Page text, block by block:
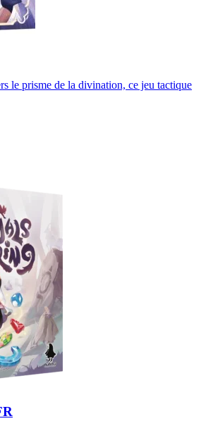
le prisme de la divination, ce jeu tactique